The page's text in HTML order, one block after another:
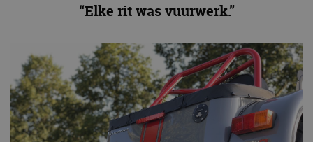
“Elke rit was vuurwerk.”